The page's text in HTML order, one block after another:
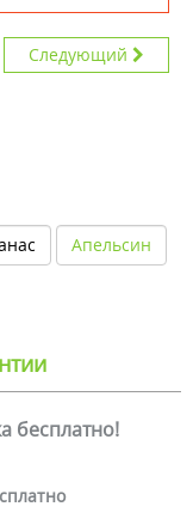
Следующий
Апельсин
бесплатно!